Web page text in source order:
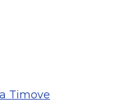
Timove